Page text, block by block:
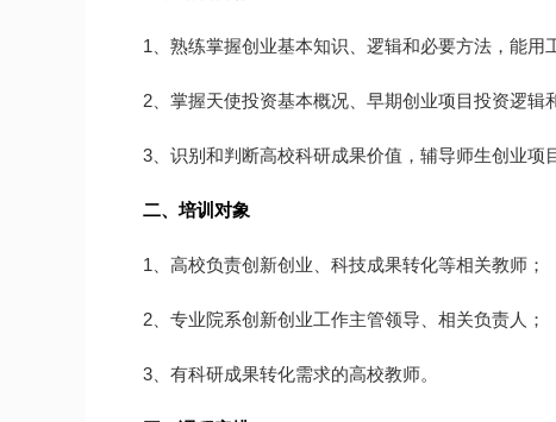
1、熟练掌握创业基本知识、逻辑和必要方法，能用
2、掌握天使投资基本概况、早期创业项目投资逻辑
3、识别和判断高校科研成果价值，辅导师生创业项
二、培训对象
1、高校负责创新创业、科技成果转化等相关教师；
2、专业院系创新创业工作主管领导、相关负责人；
3、有科研成果转化需求的高校教师。